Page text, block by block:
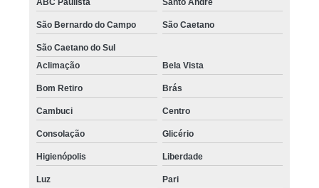
São Bernardo do Campo São Caetano
São Caetano do Sul
Aclimação
Bela Vista
Bom Retiro Brás
Cambuci Centro
Consolação Glicério
Higienópolis Liberdade
Luz Pari